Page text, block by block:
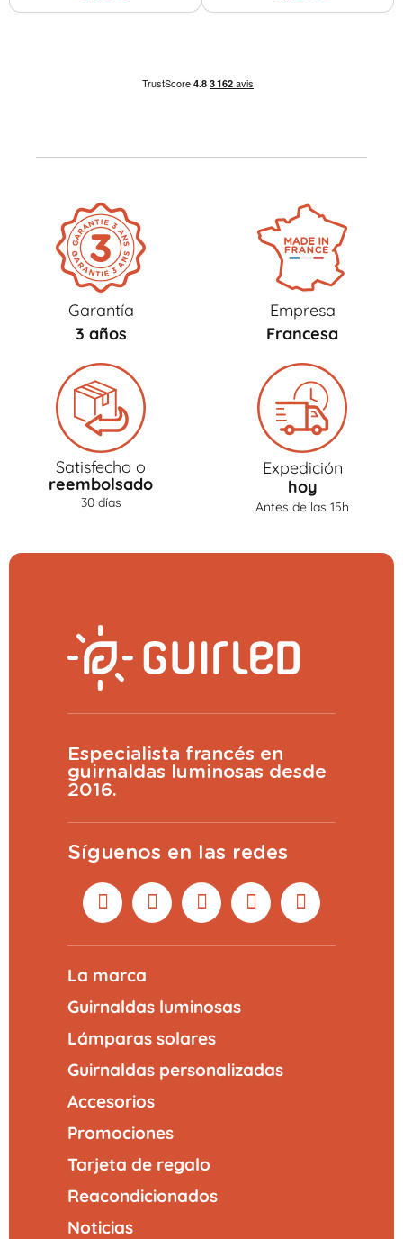
Garantía
3 años
Empresa
Francesa
Satisfecho o
reembolsado
30 días
Expedición
hoy
Antes de las 15h
Especialista francés en
guirnaldas luminosas desde
2016.
Síguenos en las redes
La marca
Guirnaldas luminosas
Lámparas solares
Guirnaldas personalizadas
Accesorios
Promociones
Tarjeta de regalo
Reacondicionados
Noticias